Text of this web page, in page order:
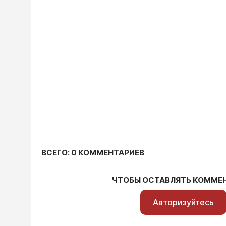
ВСЕГО: 0 КОММЕНТАРИЕВ
ЧТОБЫ ОСТАВЛЯТЬ
Авторизуйтесь